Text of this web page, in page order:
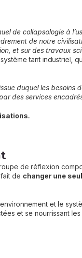
de collapsologie à
de notre
et sur des travaux
tant industriel,
duquel les besoins
des services
de réflexion
de changer une
et le
et se nourrissant